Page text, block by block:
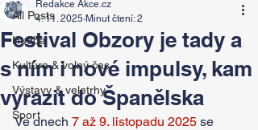
All Posts
Hudba
Kultura & volný čas
Výstavy & veletrhy
Sport
Festival Obzory je tady a
s ním i nové impulsy, kam
vyrazit do Španělska
Redakce Akce.cz
4. 11. 2025 Minut čtení: 2
Ve dnech 7 až 9. listopadu 2025 se